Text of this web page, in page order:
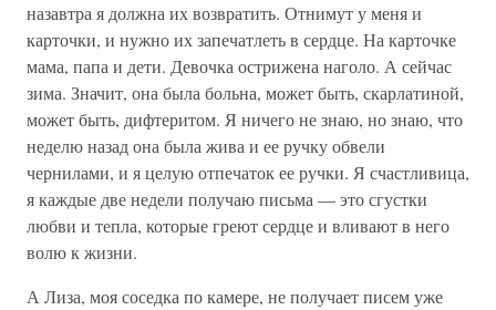
назавтра я должна их возвратить. Отнимут у меня и
карточки, и нужно их запечатлеть в сердце. На карточке
мама, папа и дети. Девочка острижена наголо. А сейчас
зима. Значит, она была больна, может быть, скарлатиной,
может быть, дифтеритом. Я ничего не знаю, но знаю, что
неделю назад она была жива и ее ручку обвели
чернилами, и я целую отпечаток ее ручки. Я счастливица,
я каждые две недели получаю письма — это сгустки
любви и тепла, которые греют сердце и вливают в него
волю к жизни.
А Лиза, моя соседка по камере, не получает писем уже